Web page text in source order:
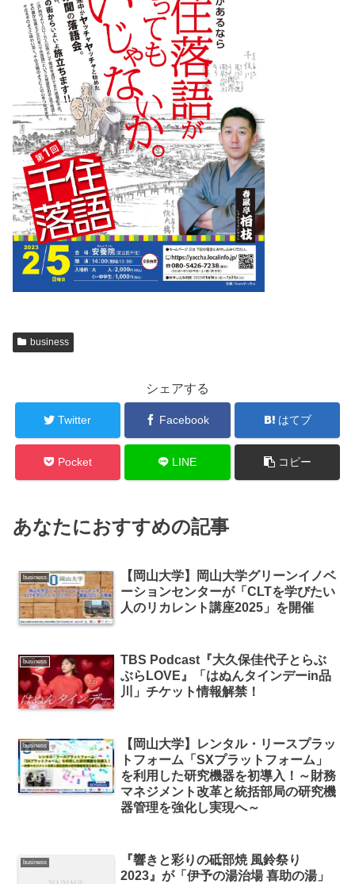
business
シェアする
Twitter Facebook はてブ
Pocket LINE コピー
あなたにおすすめの記事
business
【岡山大学】岡山大学グリーンイノベ
ーションセンターが「CLTを学びたい
人のリカレント講座2025」を開催
business
TBS Podcast『大久保佳代子とらぶ
ぶらLOVE』「はぬんタインデーin品
川」チケット情報解禁！
business
【岡山大学】レンタル・リースプラッ
トフォーム「SXプラットフォーム」
を利用した研究機器を初導入！～財務
マネジメント改革と統括部局の研究機
器管理を強化し実現へ～
business
『響きと彩りの砥部焼 風鈴祭り
2023』が「伊予の湯治場 喜助の湯」